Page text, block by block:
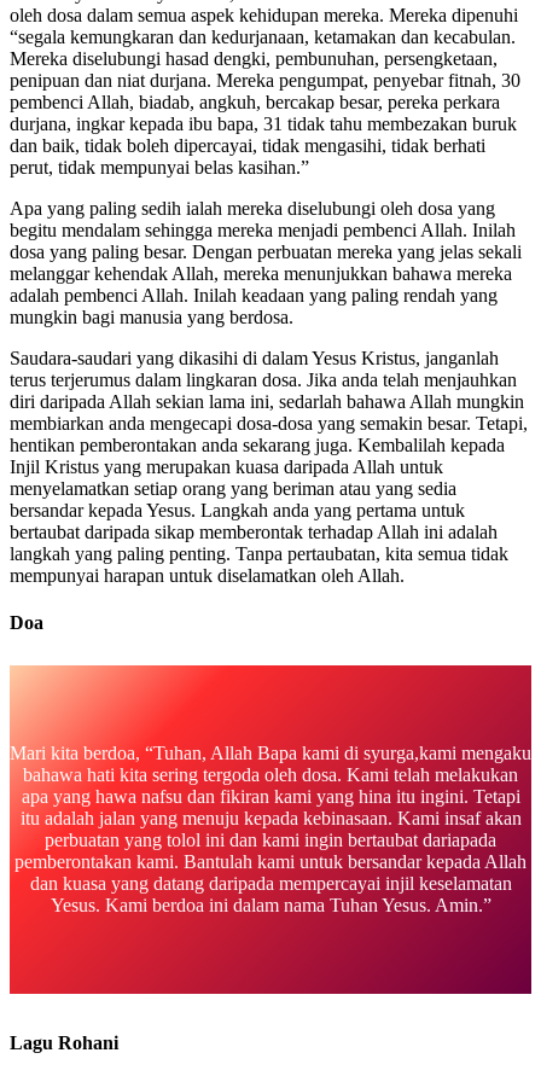
oleh dosa dalam semua aspek kehidupan mereka. Mereka dipenuhi
“segala kemungkaran dan kedurjanaan, ketamakan dan kecabulan.
Mereka diselubungi hasad dengki, pembunuhan, persengketaan,
penipuan dan niat durjana. Mereka pengumpat, penyebar fitnah, 30
pembenci Allah, biadab, angkuh, bercakap besar, pereka perkara
durjana, ingkar kepada ibu bapa, 31 tidak tahu membezakan buruk
dan baik, tidak boleh dipercayai, tidak mengasihi, tidak berhati
perut, tidak mempunyai belas kasihan.”
Apa yang paling sedih ialah mereka diselubungi oleh dosa yang
begitu mendalam sehingga mereka menjadi pembenci Allah. Inilah
dosa yang paling besar. Dengan perbuatan mereka yang jelas sekali
melanggar kehendak Allah, mereka menunjukkan bahawa mereka
adalah pembenci Allah. Inilah keadaan yang paling rendah yang
mungkin bagi manusia yang berdosa.
Saudara-saudari yang dikasihi di dalam Yesus Kristus, janganlah
terus terjerumus dalam lingkaran dosa. Jika anda telah menjauhkan
diri daripada Allah sekian lama ini, sedarlah bahawa Allah mungkin
membiarkan anda mengecapi dosa-dosa yang semakin besar. Tetapi,
hentikan pemberontakan anda sekarang juga. Kembalilah kepada
Injil Kristus yang merupakan kuasa daripada Allah untuk
menyelamatkan setiap orang yang beriman atau yang sedia
bersandar kepada Yesus. Langkah anda yang pertama untuk
bertaubat daripada sikap memberontak terhadap Allah ini adalah
langkah yang paling penting. Tanpa pertaubatan, kita semua tidak
mempunyai harapan untuk diselamatkan oleh Allah.
Doa
Mari kita berdoa, “Tuhan, Allah Bapa kami di syurga,kami mengaku
bahawa hati kita sering tergoda oleh dosa. Kami telah melakukan
apa yang hawa nafsu dan fikiran kami yang hina itu ingini. Tetapi
itu adalah jalan yang menuju kepada kebinasaan. Kami insaf akan
perbuatan yang tolol ini dan kami ingin bertaubat dariapada
pemberontakan kami. Bantulah kami untuk bersandar kepada Allah
dan kuasa yang datang daripada mempercayai injil keselamatan
Yesus. Kami berdoa ini dalam nama Tuhan Yesus. Amin.”
Lagu Rohani